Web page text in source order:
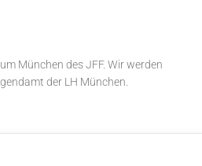
München des JFF. Wir werden
der LH München.